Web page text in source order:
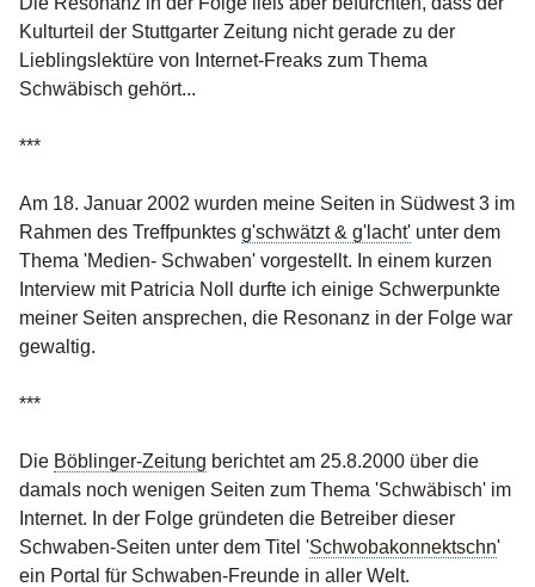
Kulturteil der Stuttgarter Zeitung nicht gerade zu der
Lieblingslektüre von Internet-Freaks zum Thema
Schwäbisch gehört...
***
Am 18. Januar 2002 wurden meine Seiten in Südwest 3 im
Rahmen des Treffpunktesg'schwätzt & g'lacht' unter dem
Thema 'Medien- Schwaben' vorgestellt. In einem kurzen
Interview mit Patricia Noll durfte ich einige Schwerpunkte
meiner Seiten ansprechen, die Resonanz in der Folge war
gewaltig.
***
Die Böblinger-Zeitung berichtet am 25.8.2000 über die
damals noch wenigen Seiten zum Thema 'Schwäbisch' im
Internet. In der Folge gründeten die Betreiber dieser
Schwaben-Seiten unter dem Titel 'Schwobakonnektschn'
ein Portal für Schwaben-Freunde in aller Welt.